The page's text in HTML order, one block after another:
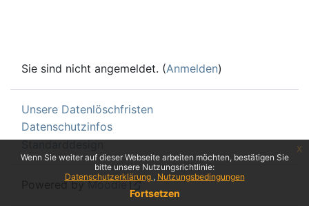
Wenn Sie weiter auf dieser Webseite arbeiten möchten, bestätigen Sie
bitte unsere Nutzungsrichtlinie:
Datenschutzerklärung
Nutzungsbedingungen
Fortsetzen
x
Sie sind nicht angemeldet. (Anmelden)
Unsere Datenlöschfristen
Datenschutzinfos
Standarddesign
Powered byMoodle